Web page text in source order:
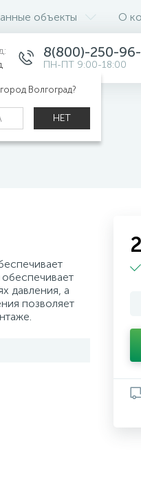
объекты О
Волгоград?
НЕТ
8(800)-250-
ПН-ПТ 9:00-18:00
давления, а
позволяет